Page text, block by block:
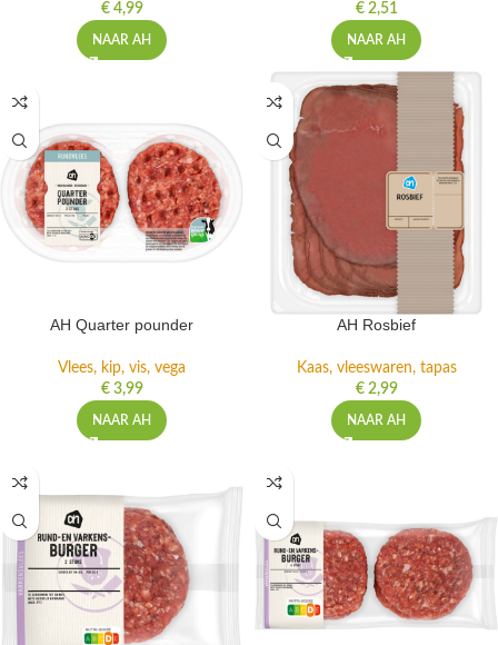
€4,99
NAAR AH
€2,51
NAAR AH
AH Quarter pounder
Vlees, kip, vis, vega
€3,99
NAAR AH
AH Rosbief
Kaas, vleeswaren, tapas
€2,99
NAAR AH